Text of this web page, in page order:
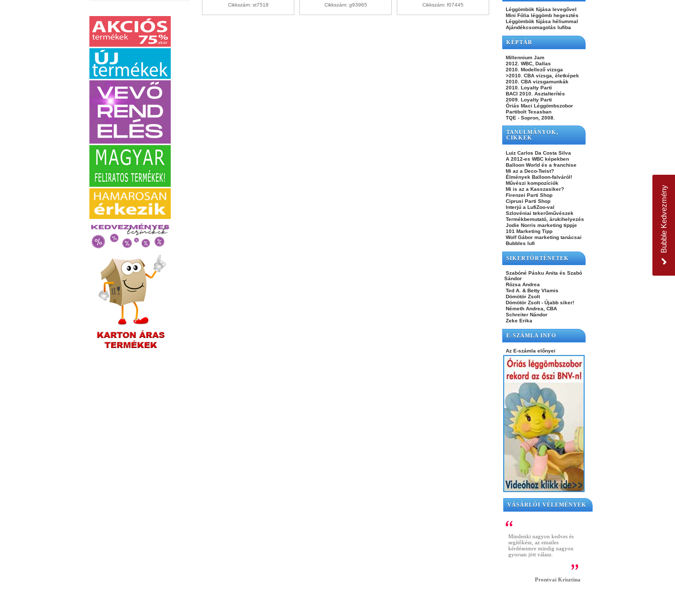
Cikkszám: st7518 Cikkszám: g93965 Cikkszám: f07445
Léggömbök fújása levegővel
Mini Fólia léggömb hegesztés
Léggömbök fújása héliummal
Ajándékcsomagolás lufiba
KÉPTÁR
Millennium Jam
2012. WBC, Dallas
2010. Modellező vizsga
>2010. CBA vizsga, életképek
2010. CBA vizsgamunkák
2010. Loyalty Parti
BACI 2010. Asztalterítés
2009. Loyalty Parti
Óriás Maci Léggömbszobor
Partibolt Texasban
TQE - Sopron, 2008.
TANULMÁNYOK,
CIKKEK
Luiz Carlos Da Costa Silva
A 2012-es WBC képekben
Balloon World és a franchise
Mi az a Deco-Twist?
Élmények Balloon-falváról!
Művészi kompozíciók
Mi is az a Kasszasiker?
Firenzei Parti Shop
Ciprusi Parti Shop
Interjú a LufiZoo-val
Szlovéniai tekerőművészek
Termékbemutató, árukihelyezés
Jodie Norris marketing tippje
101 Marketing Tipp
Wolf Gábor marketing tanácsai
Bubbles lufi
SIKERTÖRTÉNETEK
Szabóné Pásku Anita és Szabó
Sándor
Rózsa Andrea
Ted A. & Betty Vlamis
Dömötör Zsolt
Dömötör Zsolt - Újabb siker!
Németh Andrea, CBA
Schreiter Nándor
Zeke Erika
E-SZÁMLA INFO
Az E-számla előnyei
VÁSÁRLÓI VÉLEMÉNYEK
Mindenki nagyon kedves és
segítőkész, az emailes
kérdéseimre mindig nagyon
gyorsan jött válasz.
Prontvai Krisztina
Bubble Kedvezmény